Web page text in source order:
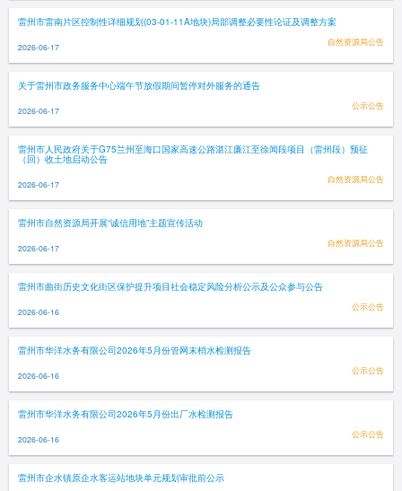
雷州市雷南片区控制性详细规划(03-01-11A地块)局部调整必要性论证及调整方案
2026-06-17 自然资源局公告
关于雷州市政务服务中心端午节放假期间暂停对外服务的通告
2026-06-17 公示公告
雷州市人民政府关于G75兰州至海口国家高速公路湛江廉江至徐闻段项目（雷州段）预征
（回）收土地启动公告
2026-06-17 自然资源局公告
雷州市自然资源局开展“诚信用地”主题宣传活动
2026-06-17 自然资源局公告
雷州市曲街历史文化街区保护提升项目社会稳定风险分析公示及公众参与公告
2026-06-16 公示公告
雷州市华洋水务有限公司2026年5月份管网末梢水检测报告
2026-06-16 公示公告
雷州市华洋水务有限公司2026年5月份出厂水检测报告
2026-06-16 公示公告
雷州市企水镇原企水客运站地块单元规划审批前公示